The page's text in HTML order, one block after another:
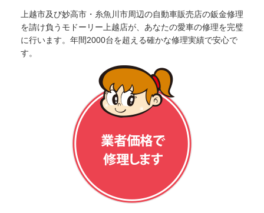
上越市及び妙高市・糸魚川市周辺の自動車販売店の鈑金修理
を請け負うモドーリー上越店が、あなたの愛車の修理を完璧
に行います。年間2000台を超える確かな修理実績で安心で
す。